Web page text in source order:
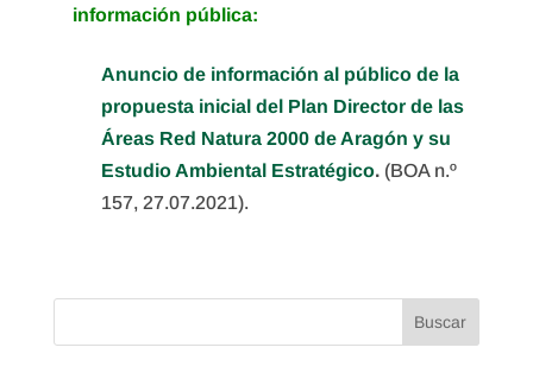
información pública:
Anuncio de información al público de la
propuesta inicial del Plan Director de las
Áreas Red Natura 2000 de Aragón y su
Estudio Ambiental Estratégico.(BOA n.º
157, 27.07.2021).